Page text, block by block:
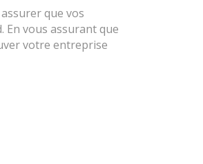
que vos
En vous assurant que
votre entreprise